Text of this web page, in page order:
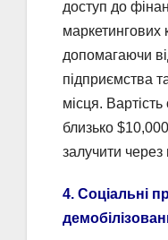
доступ до
маркетингових
допомагаючи
підприємства
місця. Вартість
близько
залучити
4. Соціальні